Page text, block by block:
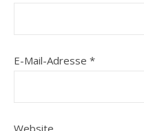
E-Mail-Adresse *
Website